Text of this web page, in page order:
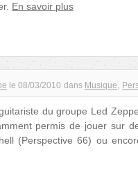
En savoir plus
le 08/03/2010 dans Musique
du groupe Led
permis de jouer sur
(Perspective 66) ou